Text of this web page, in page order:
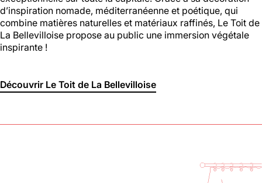
d’inspiration nomade, méditerranéenne et poétique, qui
combine matières naturelles et matériaux raffinés, Le Toit de
La Bellevilloise propose au public une immersion végétale
inspirante !
Découvrir Le Toit de La Bellevilloise